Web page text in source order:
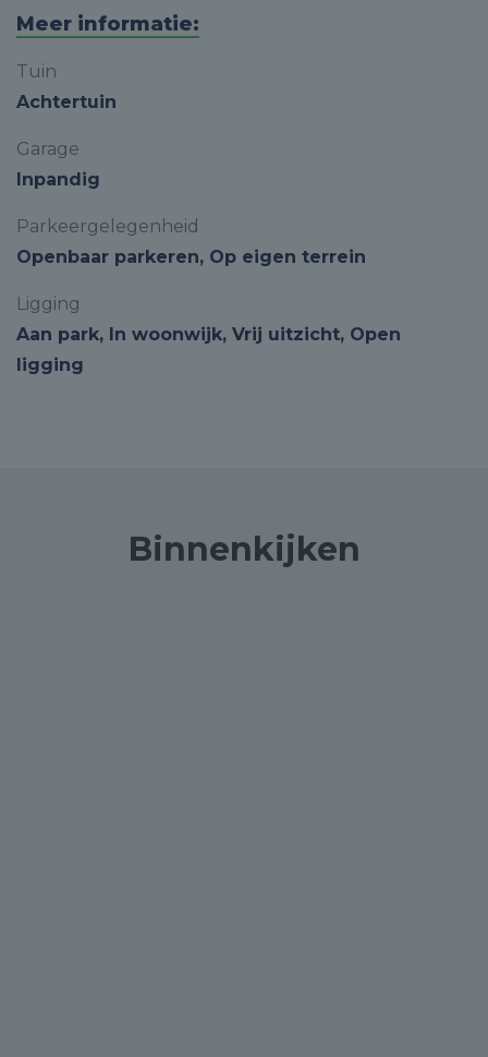
Meer informatie:
Tuin
Achtertuin
Garage
Inpandig
Parkeergelegenheid
Openbaar parkeren, Op eigen terrein
Ligging
Aan park, In woonwijk, Vrij uitzicht, Open
ligging
Binnenkijken